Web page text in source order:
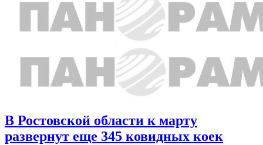
В Ростовской области к марту
развернут еще 345 ковидных коек